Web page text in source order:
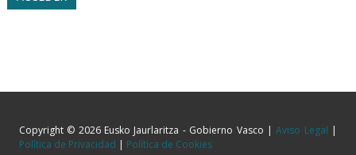
Copyright © 2026 Eusko Jaurlaritza - Gobierno Vasco |Aviso Legal |
Política de Privacidad | Política de Cookies